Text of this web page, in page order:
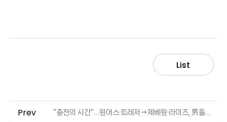
List
Prev "충전의 시간"…원어스·트레저→제베원·라이즈, 男돌들의 계획 [추석 인사①] (출처 : 엑스포츠뉴스 | 네이버 TV연예)